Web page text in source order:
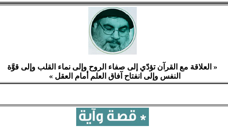
« العلاقة مع القرآن تؤدّي إلى صفاء الروح وإلى نماء القلب وإلى قوَّة
النفس وإلى انفتاح آفاق العلم أمام العقل »